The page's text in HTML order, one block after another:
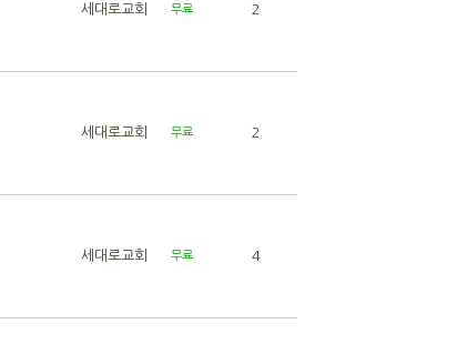
세대로교회 무료 2
세대로교회 무료 2
세대로교회 무료 4